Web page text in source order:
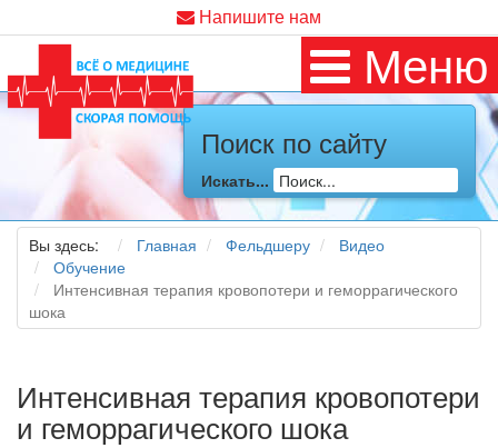
Напишите нам
Меню
Поиск по сайту
Искать...
Вы здесь: Главная Фельдшеру
Видео
Обучение
Интенсивная терапия кровопотери и геморрагического
шока
Интенсивная терапия кровопотери
и геморрагического шока